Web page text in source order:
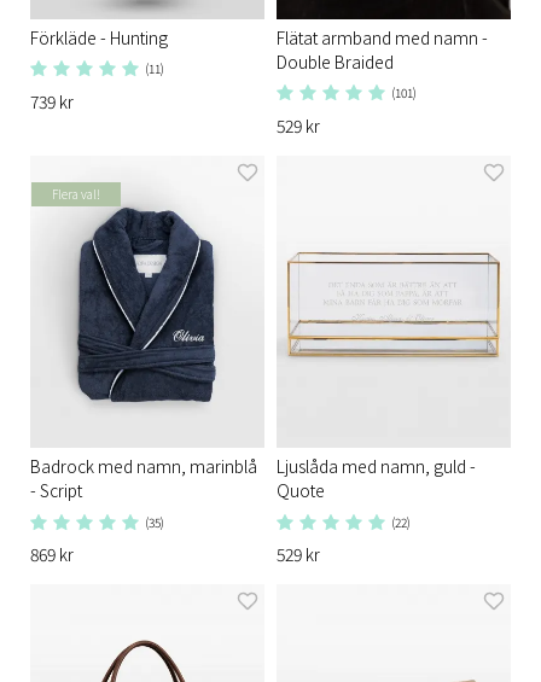
Förkläde - Hunting
(11)
739 kr
Flätat armband med namn -
Double Braided
(101)
529 kr
Flera val!
Badrock med namn, marinblå
- Script
(35)
869 kr
Ljuslåda med namn, guld -
Quote
(22)
529 kr